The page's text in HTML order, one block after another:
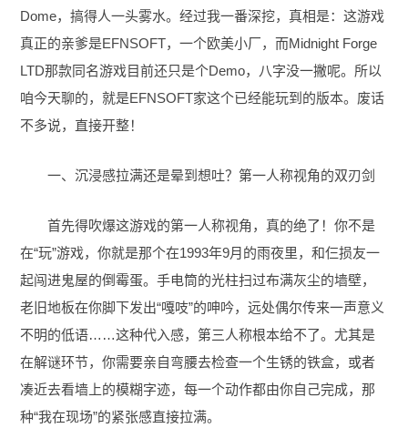
Dome，搞得人一头雾水。经过我一番深挖，真相是：这游戏
真正的亲爹是EFNSOFT，一个欧美小厂，而Midnight Forge
LTD那款同名游戏目前还只是个Demo，八字没一撇呢。所以
咱今天聊的，就是EFNSOFT家这个已经能玩到的版本。废话
不多说，直接开整！
一、沉浸感拉满还是晕到想吐？第一人称视角的双刃剑
首先得吹爆这游戏的第一人称视角，真的绝了！你不是
在“玩”游戏，你就是那个在1993年9月的雨夜里，和仨损友一
起闯进鬼屋的倒霉蛋。手电筒的光柱扫过布满灰尘的墙壁，
老旧地板在你脚下发出“嘎吱”的呻吟，远处偶尔传来一声意义
不明的低语……这种代入感，第三人称根本给不了。尤其是
在解谜环节，你需要亲自弯腰去检查一个生锈的铁盒，或者
凑近去看墙上的模糊字迹，每一个动作都由你自己完成，那
种“我在现场”的紧张感直接拉满。